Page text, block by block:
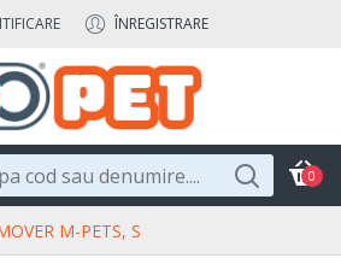
ÎNREGISTRARE
0
M-PETS, S